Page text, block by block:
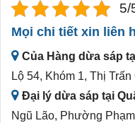
5/
Mọi chi tiết xin liên
Của Hàng dừa sáp
Lộ 54, Khóm 1, Thị
Đại lý dừa sáp tại
Ngũ Lão, Phường